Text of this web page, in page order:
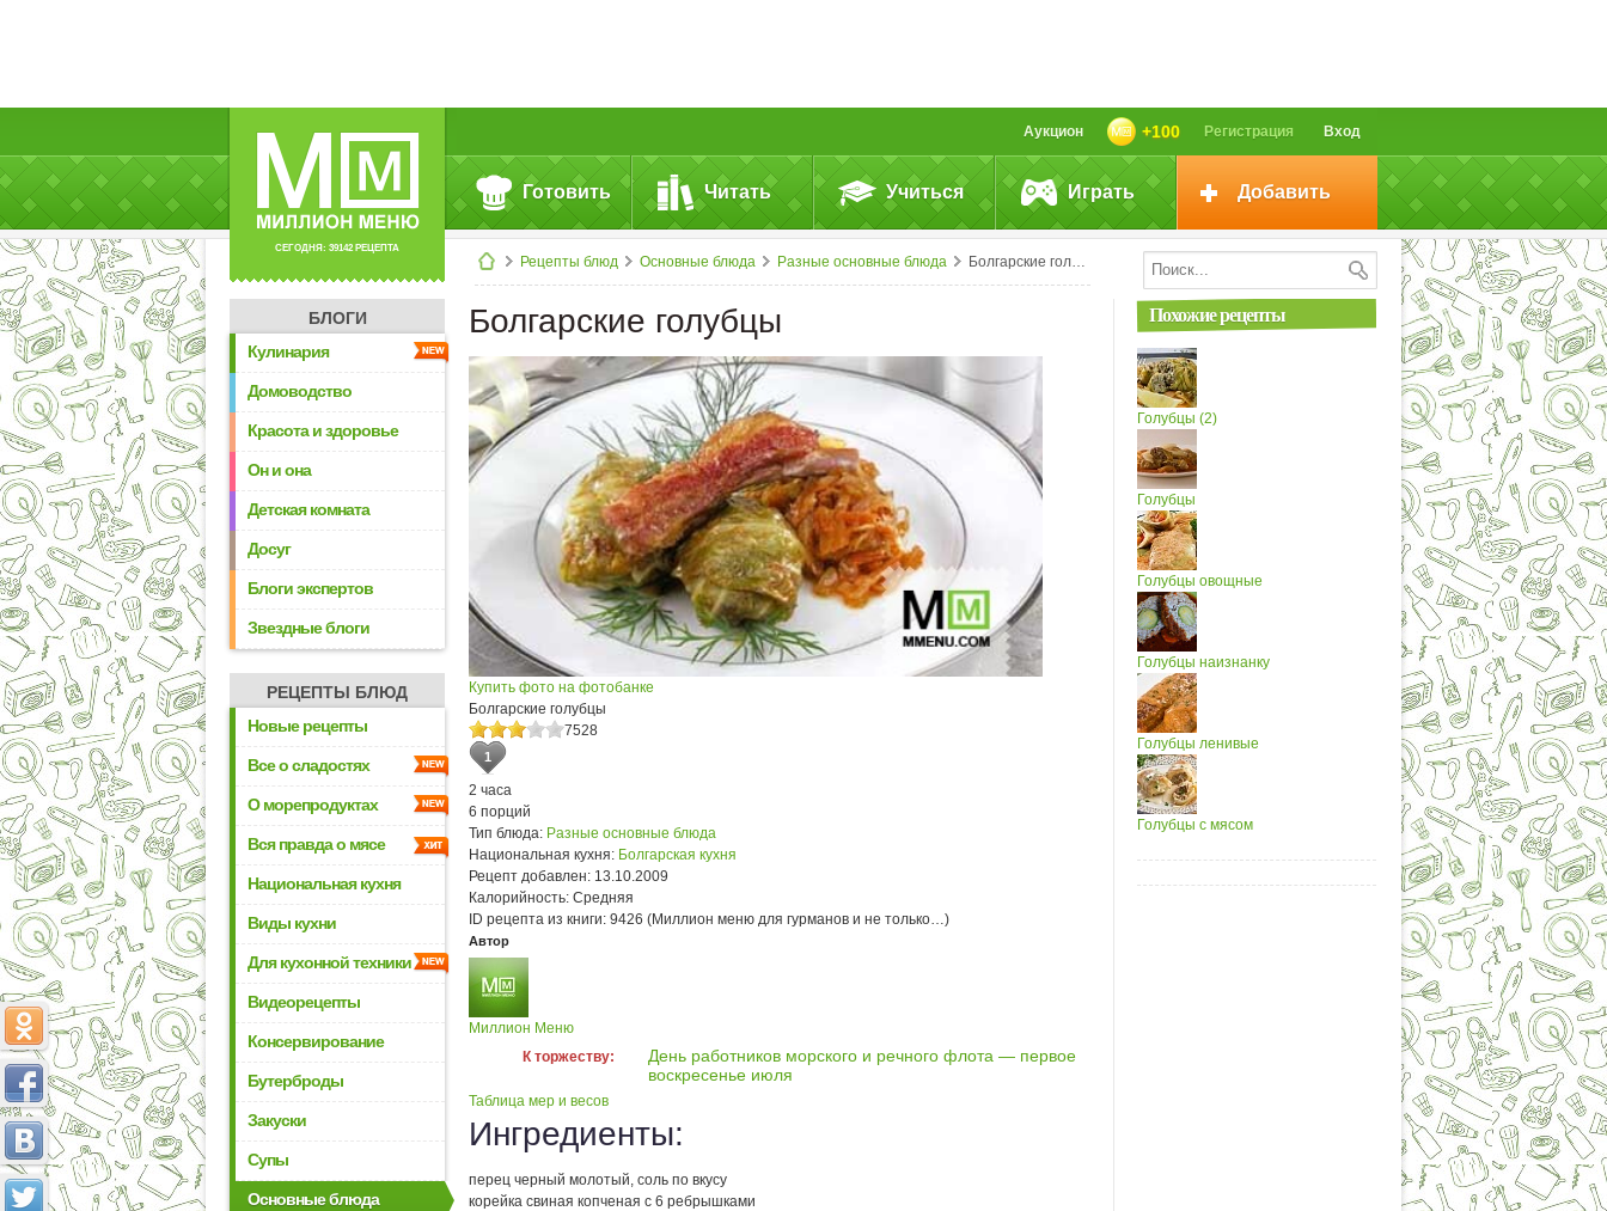
СЕГОДНЯ: 39142 РЕЦЕПТА
Вход
Регистрация
+100
Аукцион
Готовить Читать Учиться Играть Добавить
Рецепты блюд Основные блюда Разные основные блюда Болгарские голубцы
БЛОГИ
Кулинария
Домоводство
Красота и здоровье
Он и она
Детская комната
Досуг
Блоги экспертов
Звездные блоги
РЕЦЕПТЫ БЛЮД
Новые рецепты
Все о сладостях
О морепродуктах
Вся правда о мясе
Национальная кухня
Виды кухни
Для кухонной техники
Видеорецепты
Консервирование
Бутерброды
Закуски
Супы
Основные блюда
Болгарские голубцы
Купить фото на фотобанке
Болгарские голубцы
7528
1
2 часа
6 порций
Тип блюда: Разные основные блюда
Национальная кухня: Болгарская кухня
Рецепт добавлен: 13.10.2009
Калорийность: Средняя
ID рецепта из книги: 9426 (Миллион меню для гурманов и не только…)
Автор
Миллион Меню
К торжеству:
День работников морского и речного флота — первое
воскресенье июля
Таблица мер и весов
Ингредиенты:
перец черный молотый, соль по вкусу
корейка свиная копченая с 6 ребрышками
Похожие рецепты
Голубцы (2)
Голубцы
Голубцы овощные
Голубцы наизнанку
Голубцы ленивые
Голубцы с мясом